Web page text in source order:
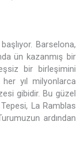
Barselona,
ün kazanmış bir
bir birleşimini
yıl milyonlarca
gibidir. Bu güzel
La Ramblas
ardından